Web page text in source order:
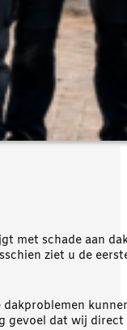
met schade aan
ziet u de
dakproblemen
dat wij